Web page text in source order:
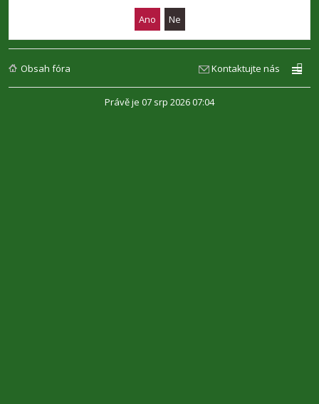
Obsah fóra Kontaktujte nás
Právě je 07 srp 2026 07:04